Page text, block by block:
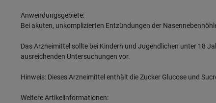
Anwendungsgebiete:
Bei akuten, unkomplizierten Entzündungen der
Das Arzneimittel sollte bei Kindern und Jugendlichen unter 18
ausreichenden Untersuchungen vor.
Hinweis: Dieses Arzneimittel enthält die Zucker Glucose und
Weitere Artikelinformationen: